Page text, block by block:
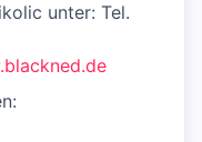
unter: Tel.